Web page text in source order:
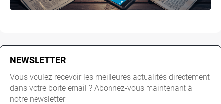
NEWSLETTER
Vous voulez recevoir les meilleures actualités directement
dans votre boite email ? Abonnez-vous maintenant à
notre newsletter